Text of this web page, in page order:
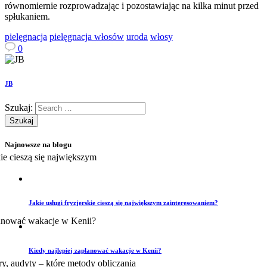
równomiernie rozprowadzając i pozostawiając na kilka minut przed
spłukaniem.
pielęgnacja pielęgnacja włosów uroda włosy
0
JB
Szukaj:
Najnowsze na blogu
Jakie usługi fryzjerskie cieszą się największym zainteresowaniem?
Kiedy najlepiej zaplanować wakacje w Kenii?